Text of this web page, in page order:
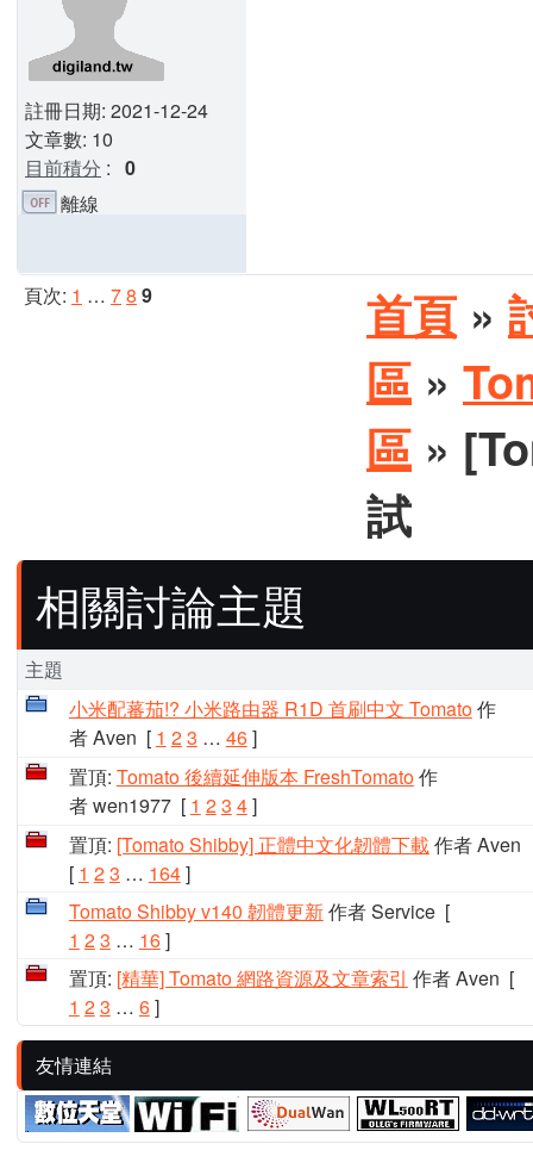
註冊日期: 2021-12-24
文章數: 10
目前積分 : 0
離線
頁次: 1 … 78 9 首頁 »
區 »
區 »
試
相關討論主題
主題
小米配蕃茄!? 小米路由器 R1D 首刷中文 Tomato作
者 Aven [ 1 23 … 46]
置頂: Tomato 後續延伸版本 FreshTomato作
者 wen1977[ 1 23 4]
置頂: [Tomato Shibby] 正體中文化韌體下載作者 Aven
[ 1 23 … 164]
Tomato Shibby v140 韌體更新作者 Service[
1 23 … 16]
置頂: [精華] Tomato 網路資源及文章索引 作者 Aven [
1 23 … 6]
友情連結